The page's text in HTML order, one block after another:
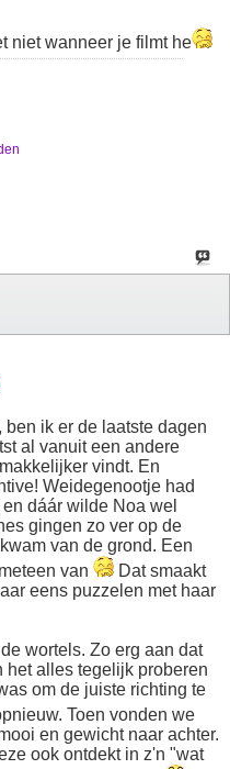
niet wanneer je filmt he
ik er de laatste dagen
al vanuit een andere
vindt. En
Weidegenootje had
dáár wilde Noa wel
gingen zo ver op de
van de grond. Een
van
Dat smaakt
eens puzzelen met haar
wortels. Zo erg aan dat
het alles tegelijk proberen
om de juiste richting te
Toen vonden we
en gewicht naar achter.
ook ontdekt in z'n "wat